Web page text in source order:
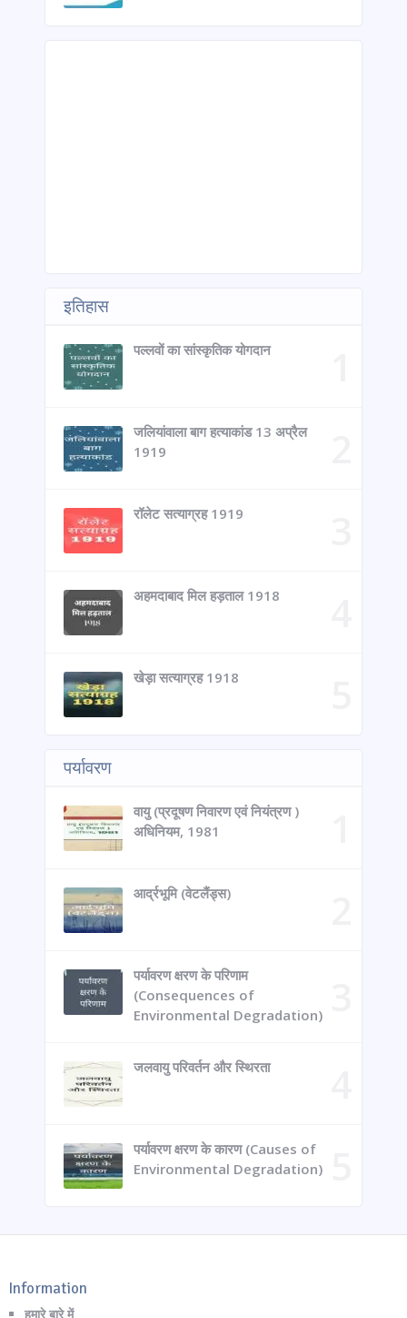
इतिहास
पल्लवों का सांस्कृतिक योगदान
जलियांवाला बाग हत्याकांड 13 अप्रैल
1919
रॉलेट सत्याग्रह 1919
अहमदाबाद मिल हड़ताल 1918
खेड़ा सत्याग्रह 1918
पर्यावरण
वायु (प्रदूषण निवारण एवं नियंत्रण )
अधिनियम, 1981
आर्द्रभूमि (वेटलैंड्स)
पर्यावरण क्षरण के परिणाम
(Consequences of
Environmental Degradation)
जलवायु परिवर्तन और स्थिरता
पर्यावरण क्षरण के कारण (Causes of
Environmental Degradation)
Information
हमारे बारे में